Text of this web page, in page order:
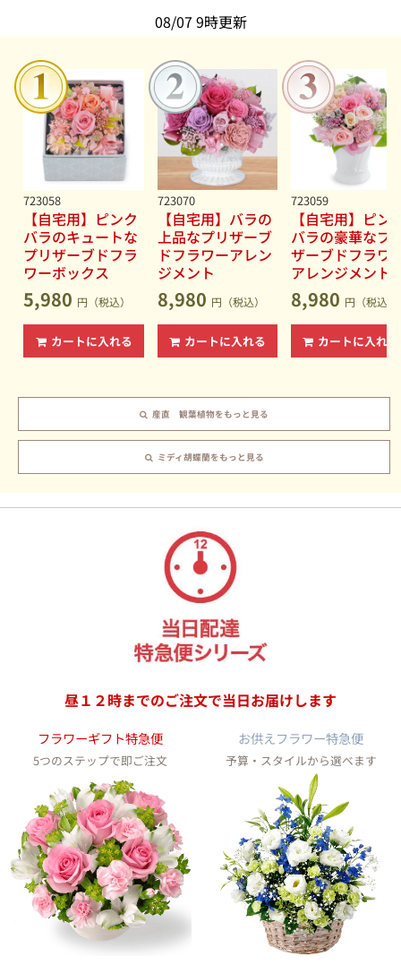
08/07 9時更新
723058
【自宅用】ピンク
バラのキュートな
プリザーブドフラ
ワーボックス
5,980 円（税込）
カートに入れる
723070
【自宅用】バラの
上品なプリザーブ
ドフラワーアレン
ジメント
8,980 円（税込）
カートに入れる
723059
【自宅用】ピン
バラの豪華なプ
ザーブドフラワ
アレンジメント
8,980 円（税込）
カートに入れる
産直 観葉植物をもっと見る
ミディ胡蝶蘭をもっと見る
昼１２時までのご注文で当日お届けします
フラワーギフト特急便
5つのステップで即ご注文
お供えフラワー特急便
予算・スタイルから選べます